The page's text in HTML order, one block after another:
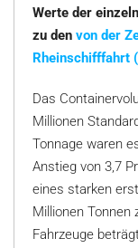
Werte der
zu den von der
Rheinschifffahrt
Das
Millionen
Tonnage waren
Anstieg von 3,7
eines starken
Millionen Tonnen
Fahrzeuge